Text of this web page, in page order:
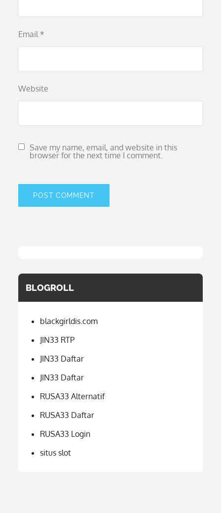
Email *
Website
Save my name, email, and website in this
browser for the next time I comment.
BLOGROLL
blackgirldis.com
JIN33 RTP
JIN33 Daftar
JIN33 Daftar
RUSA33 Alternatif
RUSA33 Daftar
RUSA33 Login
situs slot